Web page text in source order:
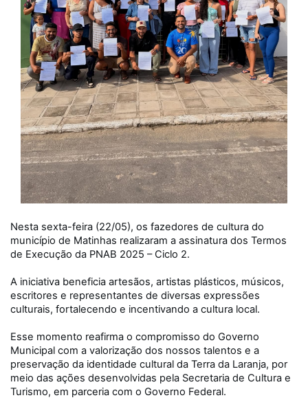
Nesta sexta-feira (22/05), os fazedores de cultura do
município de Matinhas realizaram a assinatura dos Termos
de Execução da PNAB 2025 – Ciclo 2.
A iniciativa beneficia artesãos, artistas plásticos, músicos,
escritores e representantes de diversas expressões
culturais, fortalecendo e incentivando a cultura local.
Esse momento reafirma o compromisso do Governo
Municipal com a valorização dos nossos talentos e a
preservação da identidade cultural da Terra da Laranja, por
meio das ações desenvolvidas pela Secretaria de Cultura e
Turismo, em parceria com o Governo Federal.